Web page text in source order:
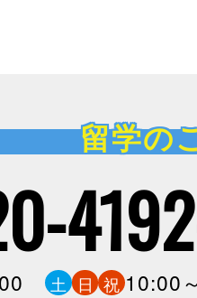
留学の
土 日 祝 10:00